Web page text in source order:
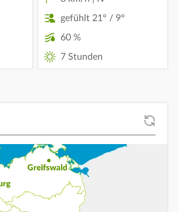
gefühlt 21° / 9°
60 %
7 Stunden